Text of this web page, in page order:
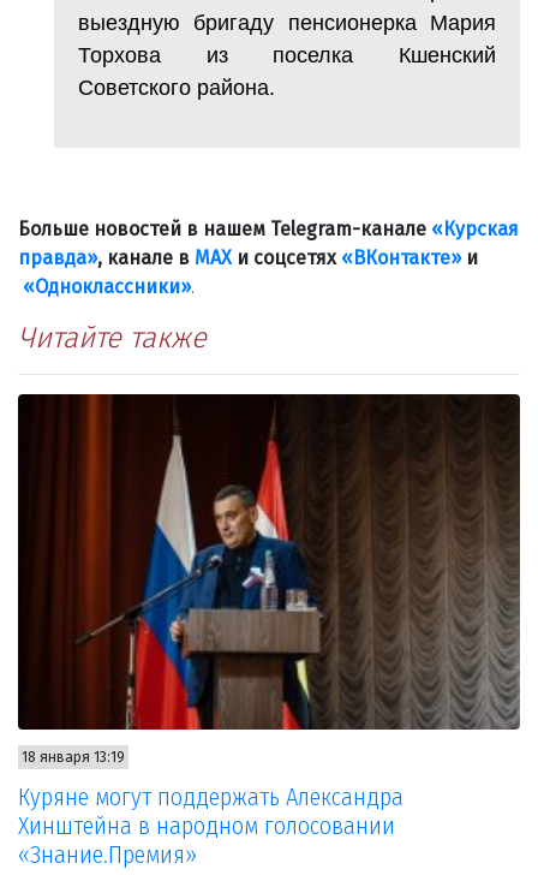
выездную бригаду пенсионерка Мария
Торхова из поселка Кшенский
Советского района.
Больше новостей в нашем Telegram-канале «Курская
правда», канале в МАХи соцсетях «ВКонтакте»и
«Одноклассники».
Читайте также
18 января 13:19
Куряне могут поддержать Александра
Хинштейна в народном голосовании
«Знание.Премия»